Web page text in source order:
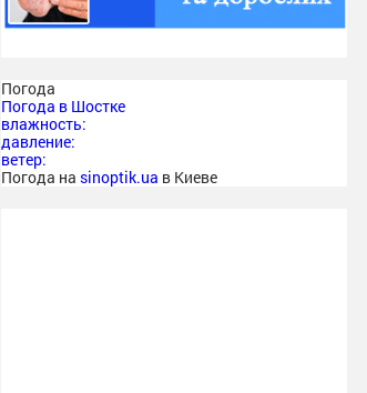
Погода
Погода в Шостке
влажность:
давление:
ветер:
Погода на sinoptik.ua в Киеве